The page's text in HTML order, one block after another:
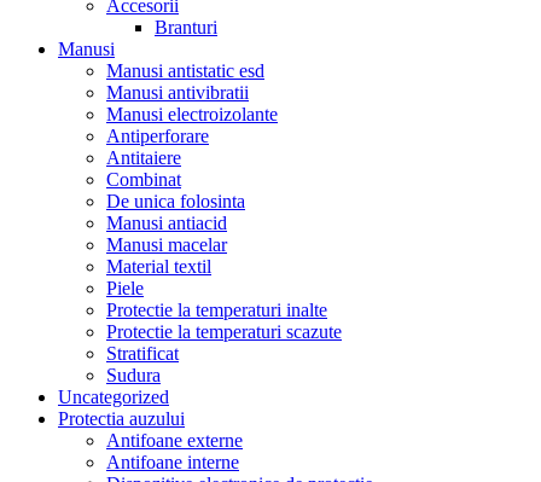
Accesorii
Branturi
Manusi
Manusi antistatic esd
Manusi antivibratii
Manusi electroizolante
Antiperforare
Antitaiere
Combinat
De unica folosinta
Manusi antiacid
Manusi macelar
Material textil
Piele
Protectie la temperaturi inalte
Protectie la temperaturi scazute
Stratificat
Sudura
Uncategorized
Protectia auzului
Antifoane externe
Antifoane interne